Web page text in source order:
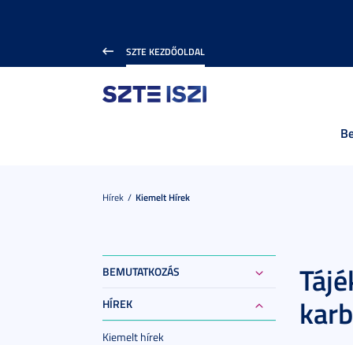
SZTE KEZDŐOLDAL
Hírek Kiemelt Hírek
BEMUTATKOZÁS
HÍREK
Kiemelt hírek